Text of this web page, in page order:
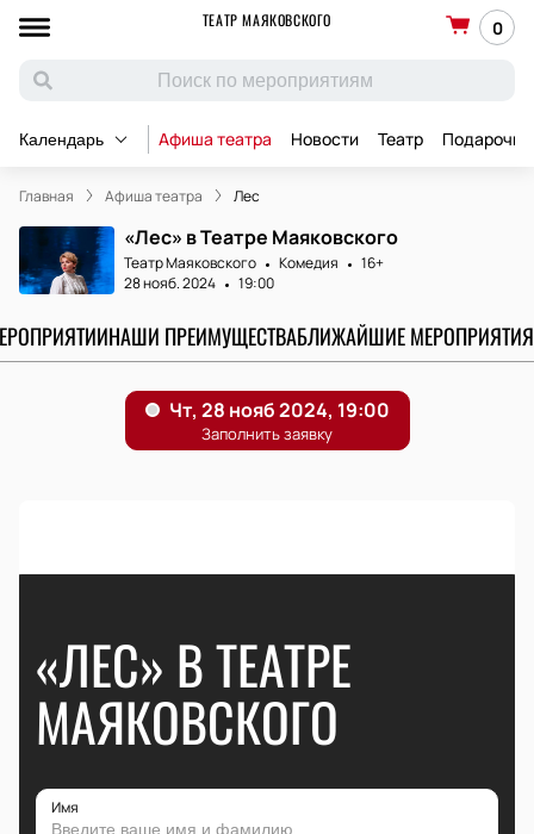
ТЕАТР МАЯКОВСКОГО 0
Календарь Афиша театра Новости Театр
Главная Афиша театра Лес
«Лес» в Театре Маяковского
Театр Маяковского Комедия
16+
28 нояб. 2024
19:00
НАШИ ПРЕИМУЩЕСТВАБЛИЖАЙШИЕ МЕРОПРИЯТИЯ
«ЛЕС» В ТЕАТРЕ
МАЯКОВСКОГО
Имя